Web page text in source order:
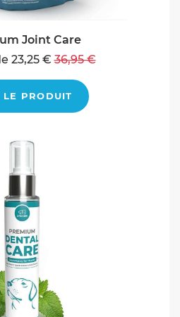
Joint Care
23,25 €36,95 €
LE PRODUIT